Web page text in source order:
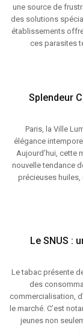
une source de
des solutions
établissements
ces parasites
Splendeur
Paris, la Ville
élégance
Aujourd’hui, cette
nouvelle tendance
précieuses
Le SNUS :
Le tabac présente
des
commercialisation,
le marché. C’est
jeunes non